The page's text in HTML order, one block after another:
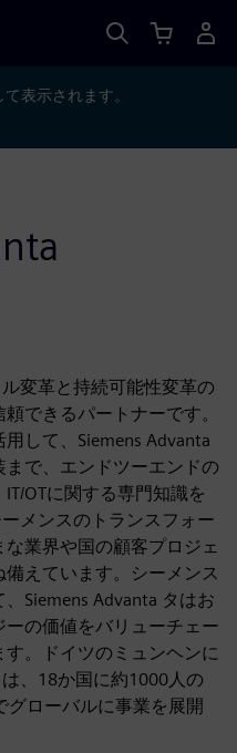
表示されます。
変革と持続可能性変革の
できるパートナーです。
して、Siemens Advanta
で、エンドツーエンドの
OTに関する専門知識を
メンスのトランスフォー
業界や国の顧客プロジェ
えています。シーメンス
Siemens Advanta タはお
の価値をバリューチェー
。ドイツのミュンヘンに
、18か国に約1000人の
グローバルに事業を展開